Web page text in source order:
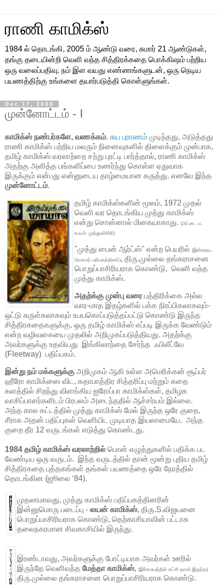
ராணி காமிக்ஸ்
1984 ல் தொடங்கி, 2005 ம் ஆண்டு வரை, சுமார் 21 ஆண்டுகள்,
தங்கு தடையின்றி வெளி வந்த சித்திரக்கதை பொக்கிஷம் பற்றிய
ஒரு வலைப்பதிவு. நம் இள வயது எண்ணங்களுடன், ஒரு நெடிய
பயணத்திற்கு உங்களை தயார்படுத்தி கொள்ளுங்கள்.
Dec 17, 2008
முன்னோட்டம் - I
காமிக்ஸ் நண்பர்களே, வணக்கம். சுய புராணம் முடிந்தது, அடுத்தது
ராணி காமிக்ஸ் பற்றிய மலரும் நினைவுகளில் திளைக்கும் முன்பாக,
தமிழ் காமிக்ஸ் வரலாற்றை சற்று புரட்டி பார்த்தால், ராணி காமிக்ஸ்
அதற்கு அளித்த பங்களிப்பை உணர்ந்து கொள்ள ஏதுவாக
இருக்கும் என்பது என்னுடைய தாழ்மையான கருத்து. எனவே இந்த
முன்னோட்டம்.
தமிழ் காமிக்ஸ்களின் மூலம், 1972 முதல்
வெளி வர தொடங்கிய முத்து காமிக்ஸ்
என்று சொன்னால் மிகையாகாது. (அட்டை பட
உபயம்: முத்துவிசிறி)
"முத்து பைன் ஆர்ட்ஸ்" என்ற பெயரில் (இன்றைய
பிரகாஷ் பதிபகத்தினர்), திரு.முல்லை தங்கராசனை
பொறுப்பாசிரியராக கொண்டு, வெளி வந்த
முத்து காமிக்ஸ்.
அதற்க்கு முன்பு வரைபத்திரிக்கை அல்ல
வார-மாத இதழ்களில் பக்க நிரப்பிகலாகவும்-
ஒட்டு சுருள்கலாகவும் உபயகொப்படுத்தப்பட்டு கொண்டு இருந்த
சித்திரகதைகளுக்கு, ஒரு தமிழ் காமிக்ஸ் எப்படி இருக்க வேண்டும்
என்ற வழிவகையை முதலில் அறிமுகப்படுத்தியது. அதற்க்கு
அவர்களுக்கு உதவியது இங்கிலாந்தை சேர்ந்த ஃபிலீட்வே
(Fleetway) பதிப்பகம்.
இன்று நம் மக்களுக்கு அறிமுகம் ஆகி உள்ள அமெரிக்கன் சூப்பர்
ஹீரோ காமிக்ஸை விட, கதாபாத்திர சித்தரிப்பு மற்றும் கதை
களத்தில் சிறந்து விளங்கிய ஐரோப்பா காமிக்ஸ்கள், தமிழக
வாசிப்பாளர்களிடம் பிரபலம் அடைந்ததில் ஆச்சர்யம் இல்லை.
அந்த கால கட்டத்தில் முத்து காமிக்ஸ் மேல் இருந்த ஒரே குறை,
சீராக அதன் பதிப்புகள் வெளியிட முடியாத இயலாமையே. அந்த
குறை தீர 12 வருடங்கள் எடுத்து கொண்டது.
1984 தமிழ் காமிக்ஸ் வரலாற்றில் பொன் எழுத்துகளில் பதிக்க பட
வேண்டிய ஒரு வருடம். இந்த வருடத்தில் தான் மூன்று புதிய தமிழ்
சித்திரகதை புத்தகங்கள் தங்கள் பயணத்தை ஒரே நேரத்தில்
தொடங்கின (ஜூலை ‘84).
முதலாமாவது, முத்து காமிக்ஸ் பதிப்பகத்தினரின்
இன்னுமொரு படைப்பு - லயன் காமிக்ஸ், திரு.S.விஜயனை
பொறுப்பாசிரியராக கொண்டு, தெற்காசியாவின் பட்டாசு
தலைநகரமான சிவகாசியில் இருந்து.
இரண்டாவது, அவர்களுக்கு போட்டியாக அவர்கள் ஊரில்
இருந்தே வெளிவந்த மேத்தா காமிக்ஸ், (இச்சமயத்தில் கட்சி தாவி இருந்த)
திரு.முல்லை தங்கராசனை பொறுப்பாசிரியராக கொண்டு.